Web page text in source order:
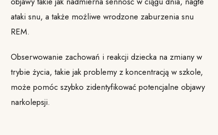
ataki snu, a także możliwe wrodzone zaburzenia snu
REM.
Obserwowanie zachowań i reakcji dziecka na zmiany w
trybie życia, takie jak problemy z koncentracją w szkole,
może pomóc szybko zidentyfikować potencjalne objawy
narkolepsji.